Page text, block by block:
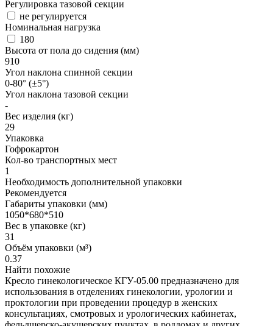
Регулировка тазовой секции
не регулируется
Номинальная нагрузка
180
Высота от пола до сидения (мм)
910
Угол наклона спинной секции
0-80° (±5°)
Угол наклона тазовой секции
-
Вес изделия (кг)
29
Упаковка
Гофрокартон
Кол-во транспортных мест
1
Необходимость дополнительной упаковки
Рекомендуется
Габариты упаковки (мм)
1050*680*510
Вес в упаковке (кг)
31
Объём упаковки (м³)
0.37
Найти похожие
Кресло гинекологическое КГУ-05.00 предназначено для
использования в отделениях гинекологии, урологии и
проктологии при проведении процедур в женских
консультациях, смотровых и урологических кабинетах,